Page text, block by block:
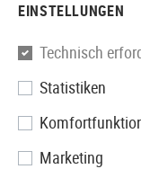
Guarder
EINSTELLUNGEN
Technisch
Statistiken
Marketing